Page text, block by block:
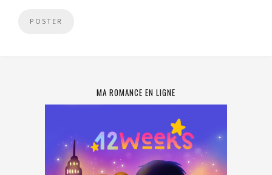
MA ROMANCE EN LIGNE